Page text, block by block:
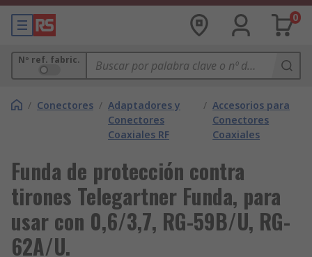
0
Nº ref. fabric.
/ Conectores / Adaptadores y
Conectores
Coaxiales RF
/ Accesorios para
Conectores
Coaxiales
Funda de protección contra
tirones Telegartner Funda, para
usar con 0,6/3,7, RG-59B/U, RG-
62A/U.